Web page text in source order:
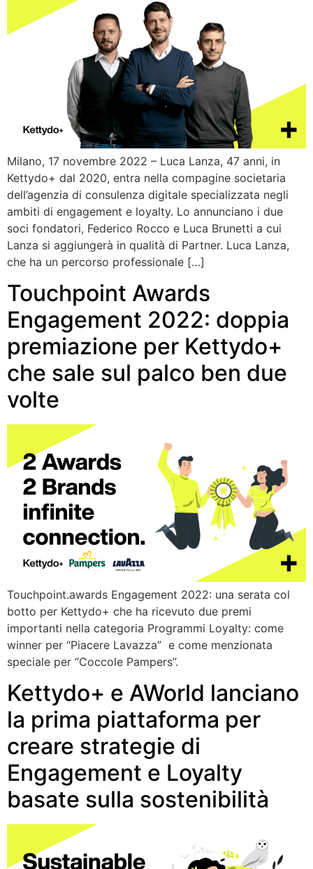
Milano, 17 novembre 2022 – Luca Lanza, 47 anni, in
Kettydo+ dal 2020, entra nella compagine societaria
dell’agenzia di consulenza digitale specializzata negli
ambiti di engagement e loyalty. Lo annunciano i due
soci fondatori, Federico Rocco e Luca Brunetti a cui
Lanza si aggiungerà in qualità di Partner. Luca Lanza,
che ha un percorso professionale […]
Touchpoint Awards
Engagement 2022: doppia
premiazione per Kettydo+
che sale sul palco ben due
volte
Touchpoint.awards Engagement 2022: una serata col
botto per Kettydo+ che ha ricevuto due premi
importanti nella categoria Programmi Loyalty: come
winner per “Piacere Lavazza” e come menzionata
speciale per “Coccole Pampers”.
Kettydo+ e AWorld lanciano
la prima piattaforma per
creare strategie di
Engagement e Loyalty
basate sulla sostenibilità